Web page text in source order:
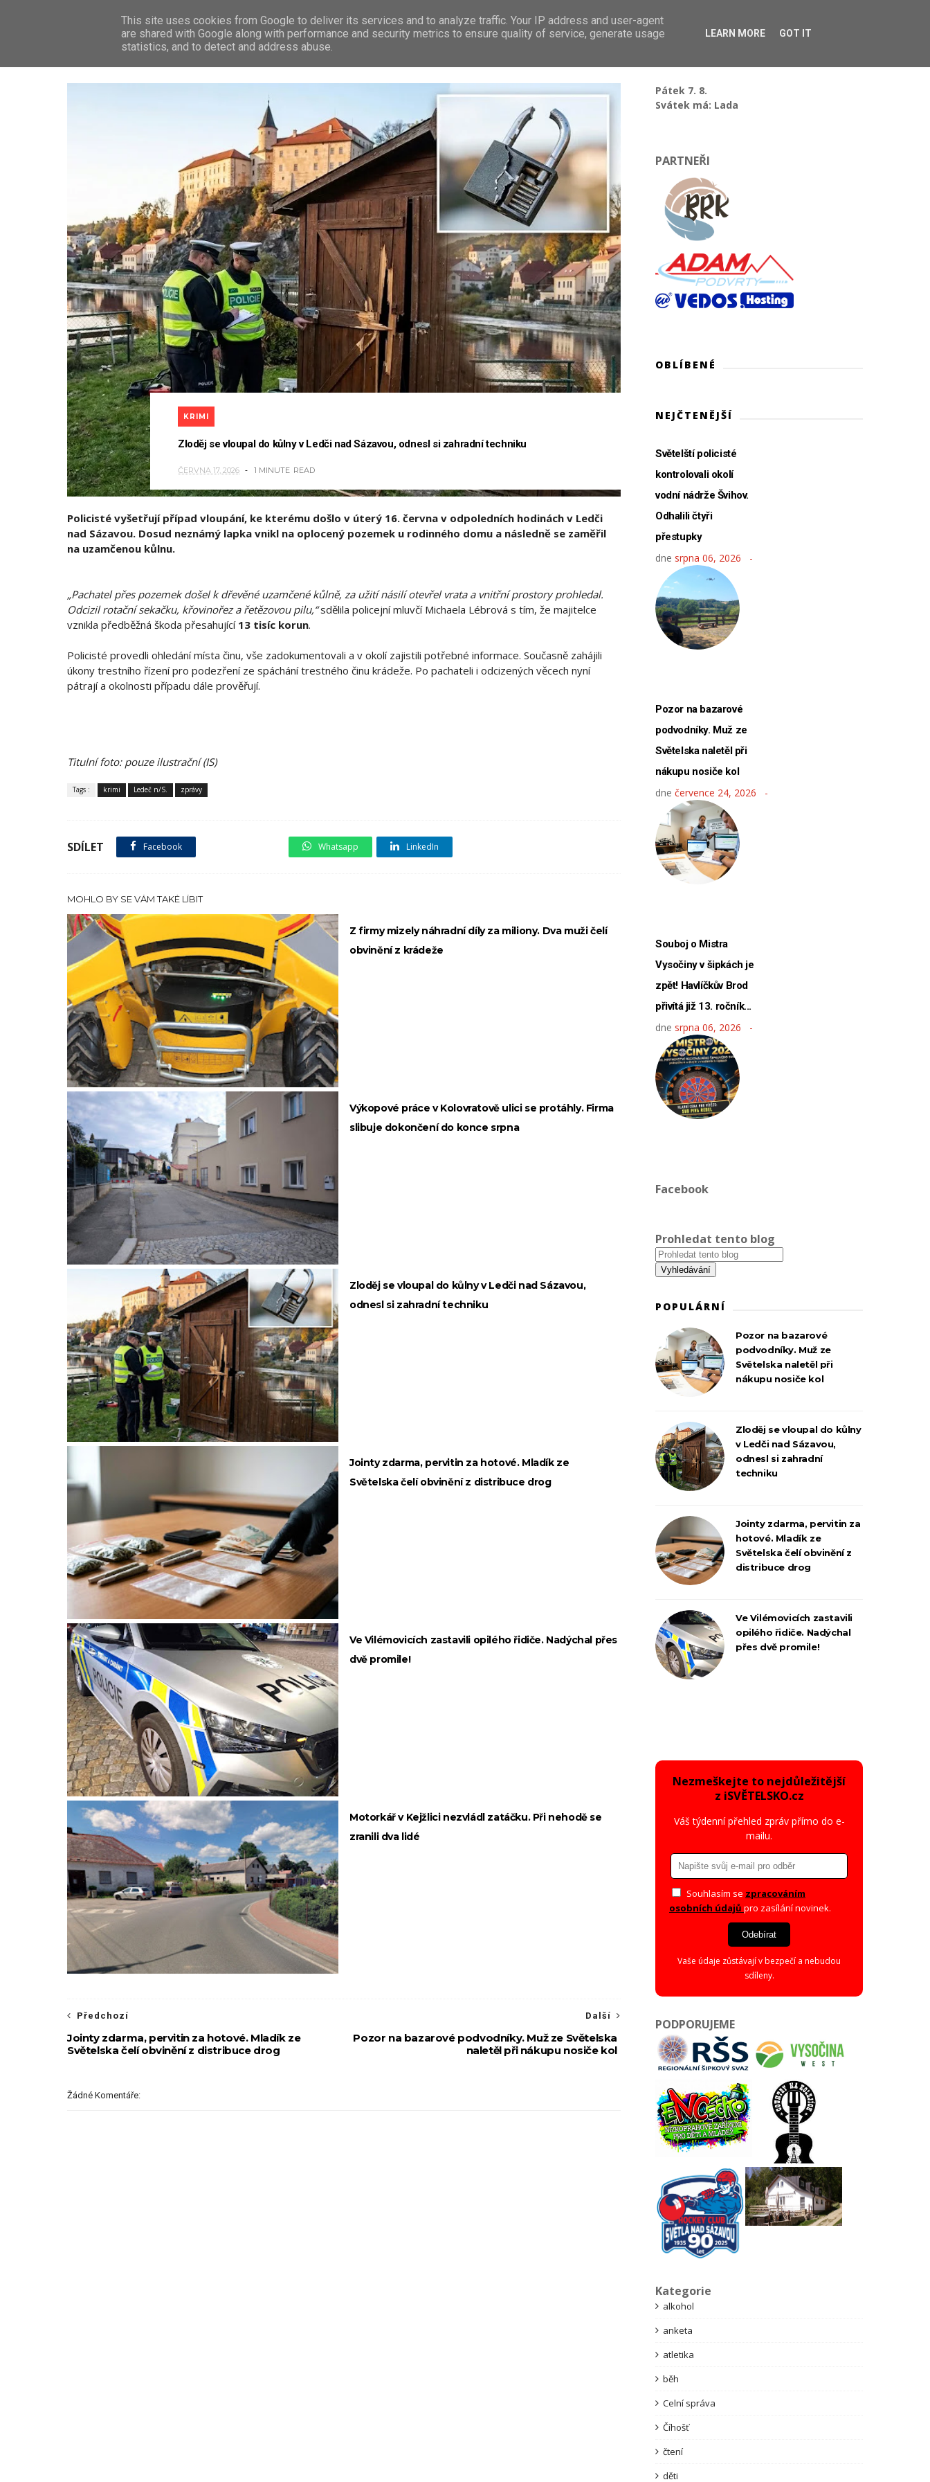
ZPRÁVY LEDEČ N/S. PREMIUM TIP NA VÝLET REKLAMA
KRIMI
Zloděj se vloupal do kůlny v Ledči nad Sázavou, odnesl si zahradní techniku
ČERVNA 17, 2026 1 MINUTE READ
Policisté vyšetřují případ vloupání, ke kterému došlo v úterý 16. června v odpoledních hodinách v Ledči
nad Sázavou. Dosud neznámý lapka vnikl na oplocený pozemek u rodinného domu a následně se zaměřil
na uzamčenou kůlnu.
„Pachatel přes pozemek došel k dřevěné uzamčené kůlně, za užití násilí otevřel vrata a vnitřní prostory prohledal.
Odcizil rotační sekačku, křovinořez a řetězovou pilu,“sdělila policejní mluvčí Michaela Lébrová s tím, že majitelce
vznikla předběžná škoda přesahující 13 tisíc korun.
Policisté provedli ohledání místa činu, vše zadokumentovali a v okolí zajistili potřebné informace. Současně zahájili
úkony trestního řízení pro podezření ze spáchání trestného činu krádeže. Po pachateli i odcizených věcech nyní
pátrají a okolnosti případu dále prověřují.
Titulní foto: pouze ilustrační (IS)
Tags : krimi Ledeč n/S. zprávy
SDÍLET Facebook Whatsapp LinkedIn
MOHLO BY SE VÁM TAKÉ LÍBIT
Z firmy mizely náhradní díly za miliony. Dva muži čelí
obvinění z krádeže
Výkopové práce v Kolovratově ulici se protáhly. Firma
slibuje dokončení do konce srpna
Zloděj se vloupal do kůlny v Ledči nad Sázavou,
odnesl si zahradní techniku
Jointy zdarma, pervitin za hotové. Mladík ze
Světelska čelí obvinění z distribuce drog
Ve Vilémovicích zastavili opilého řidiče. Nadýchal přes
dvě promile!
Motorkář v Kejžlici nezvládl zatáčku. Při nehodě se
zranili dva lidé
Další
Pozor na bazarové podvodníky. Muž ze Světelska
naletěl při nákupu nosiče kol
Předchozí
Jointy zdarma, pervitin za hotové. Mladík ze
Světelska čelí obvinění z distribuce drog
Žádné Komentáře:
Pátek 7. 8.
Svátek má: Lada
PARTNEŘI
OBLÍBENÉ
NEJČTENĚJŠÍ
Světelští policisté
kontrolovali okolí
vodní nádrže Švihov.
Odhalili čtyři
přestupky
dne srpna 06, 2026
Pozor na bazarové
podvodníky. Muž ze
Světelska naletěl při
nákupu nosiče kol
dne července 24, 2026
Souboj o Mistra
Vysočiny v šipkách je
zpět! Havlíčkův Brod
přivítá již 13. ročník...
dne srpna 06, 2026
Facebook
Prohledat tento blog
POPULÁRNÍ
Pozor na bazarové
podvodníky. Muž ze
Světelska naletěl při
nákupu nosiče kol
Zloděj se vloupal do kůlny
v Ledči nad Sázavou,
odnesl si zahradní
techniku
Jointy zdarma, pervitin za
hotové. Mladík ze
Světelska čelí obvinění z
distribuce drog
Ve Vilémovicích zastavili
opilého řidiče. Nadýchal
přes dvě promile!
Nezmeškejte to nejdůležitější
z iSVĚTELSKO.cz
Váš týdenní přehled zpráv přímo do e-
mailu.
Souhlasím se zpracováním
osobních údajů pro zasílání novinek.
Odebírat
Vaše údaje zůstávají v bezpečí a nebudou
sdíleny.
PODPORUJEME
Kategorie
alkohol
anketa
atletika
běh
Celní správa
Číhošť
čtení
děti
This site uses cookies from Google to deliver its services and to analyze traffic. Your IP address and user-agent
are shared with Google along with performance and security metrics to ensure quality of service, generate usage
statistics, and to detect and address abuse.
LEARN MORE GOT IT